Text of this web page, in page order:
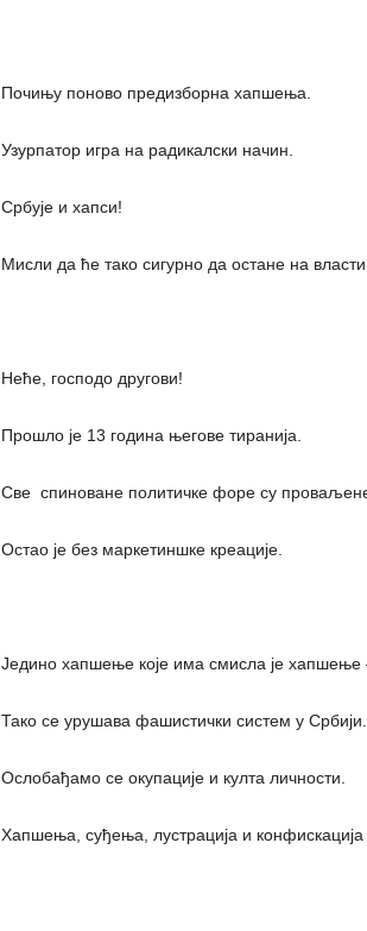
Почињу поново предизборна хапшења.
Узурпатор игра на радикалски начин.
Србује и хапси!
Мисли да ће тако сигурно да остане на власти.
Неће, господо другови!
Прошло је 13 година његове тиранија.
Све спиноване политичке форе су
Остао је без маркетиншке креације.
Једино хапшење које има смисла је хапшење
Тако се урушава фашистички систем у Србији.
Ослобађамо се окупације и култа личности.
Хапшења, суђења, лустрација и конфискација